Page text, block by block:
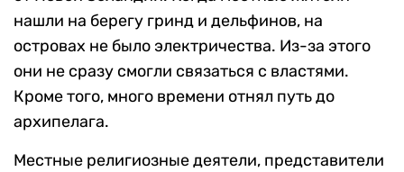
нашли на берегу гринд и дельфинов, на
островах не было электричества. Из-за этого
они не сразу смогли связаться с властями.
Кроме того, много времени отнял путь до
архипелага.
Местные религиозные деятели, представители